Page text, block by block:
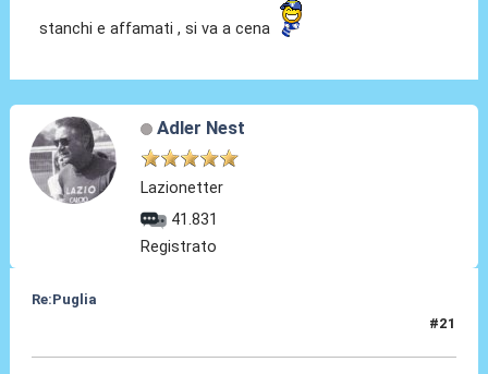
stanchi e affamati , si va a cena
Adler Nest
Lazionetter
41.831
Registrato
Re:Puglia
#21